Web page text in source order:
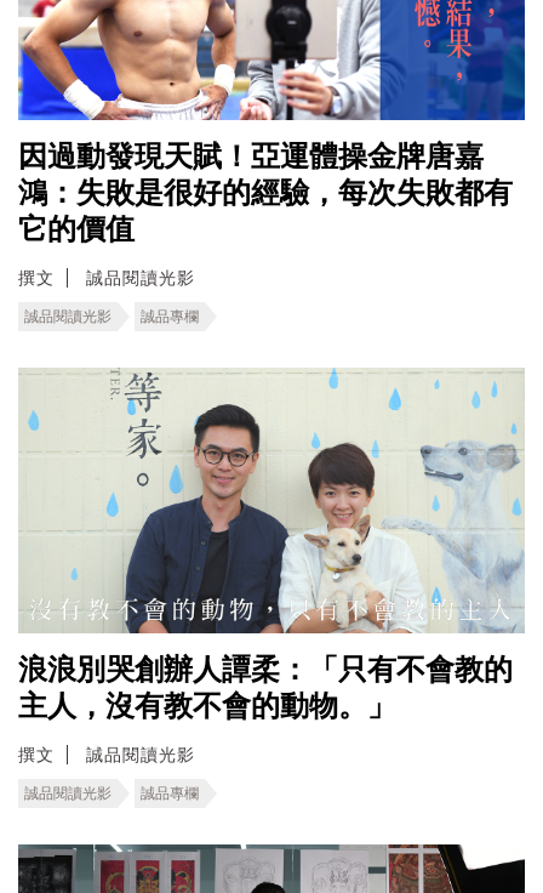
因過動發現天賦！亞運體操金牌唐嘉
鴻：失敗是很好的經驗，每次失敗都有
它的價值
撰文 誠品閱讀光影
誠品閱讀光影 誠品專欄
浪浪別哭創辦人譚柔：「只有不會教的
主人，沒有教不會的動物。」
撰文 誠品閱讀光影
誠品閱讀光影 誠品專欄